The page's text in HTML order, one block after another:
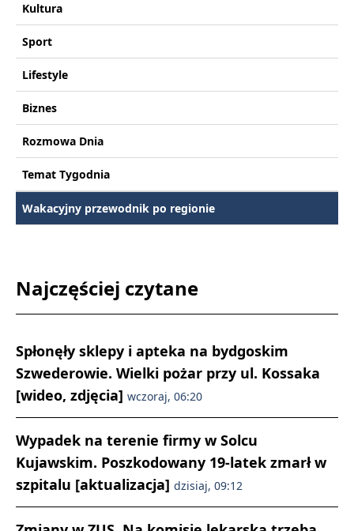
Kultura
Sport
Lifestyle
Biznes
Rozmowa Dnia
Temat Tygodnia
Wakacyjny przewodnik po regionie
Najczęściej czytane
Spłonęły sklepy i apteka na bydgoskim
Szwederowie. Wielki pożar przy ul. Kossaka
[wideo, zdjęcia] wczoraj, 06:20
Wypadek na terenie firmy w Solcu
Kujawskim. Poszkodowany 19-latek zmarł w
szpitalu [aktualizacja] dzisiaj, 09:12